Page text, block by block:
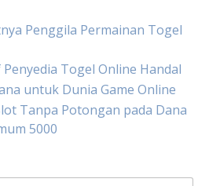
Penggila Permainan Togel
Togel Online Handal
untuk Dunia Game Online
Tanpa Potongan pada Dana
5000